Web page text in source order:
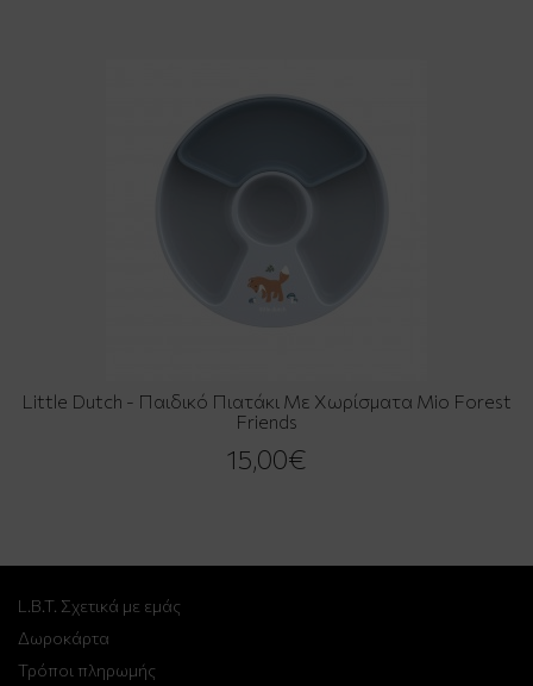
Little Dutch - Παιδικό Πιατάκι Με Χωρίσματα Mio Forest
Friends
15,00€
L.B.T. Σχετικά με εμάς
Δωροκάρτα
Τρόποι πληρωμής